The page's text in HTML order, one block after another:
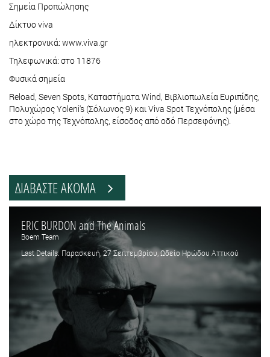
Σημεία Προπώλησης
Δίκτυο viva
ηλεκτρονικά: www.viva.gr
Τηλεφωνικά: στο 11876
Φυσικά σημεία
Reload, Seven Spots, Καταστήματα Wind, Βιβλιοπωλεία Ευριπίδης,
Πολυχώρος Yoleni's (Σόλωνος 9) και Viva Spot Τεχνόπολης (μέσα
στο χώρο της Τεχνόπολης, είσοδος από οδό Περσεφόνης).
ΔΙΑΒΑΣΤΕ ΑΚΟΜΑ
ERIC BURDON and The Animals
Boem Team
Last Details. Παρασκευή, 27 Σεπτεμβρίου, Ωδείο Ηρώδου Αττικού